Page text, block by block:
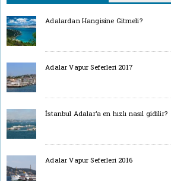
Adalardan Hangisine Gitmeli?
Adalar Vapur Seferleri 2017
İstanbul Adalar’a en hızlı nasıl gidilir?
Adalar Vapur Seferleri 2016